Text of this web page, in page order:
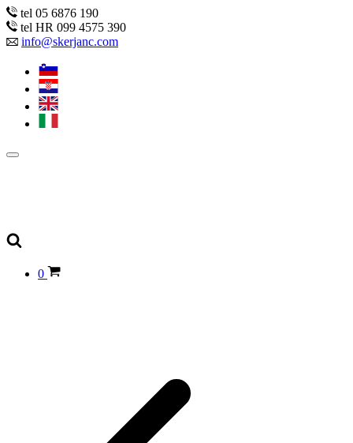
tel 05 6876 190
tel HR 099 4575 390
info@skerjanc.com
0